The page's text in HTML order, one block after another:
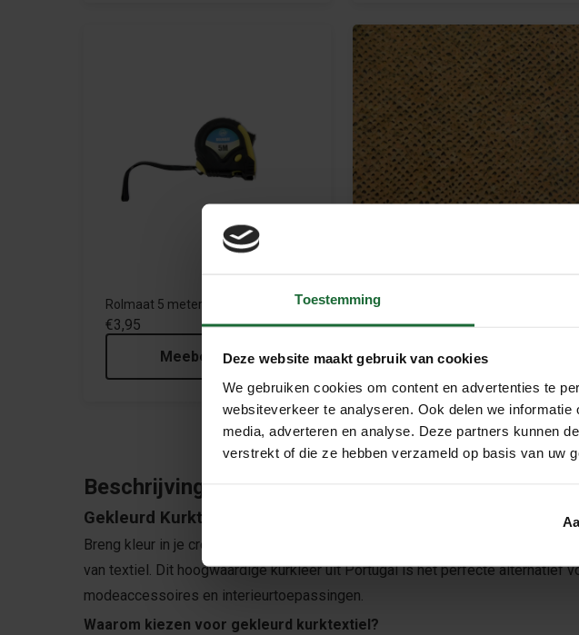
Toestemming
Deze website maakt gebruik van cookies
We gebruiken cookies om content en advertenties te
websiteverkeer te analyseren. Ook delen we
media, adverteren en analyse. Deze partners kunnen
verstrekt of die ze hebben verzameld op basis van uw
Rolmaat 5 meter
€3,95
Meebestellen
Kurk textiel - Slangen print
€17,95
Meebestellen
Beschrijving
Gekleurd Kurktextiel – Duurzaam, Stijlvol en Veelzijdig
Breng kleur in je creaties met gekleurde kurkstof, een innovatief en
van textiel. Dit hoogwaardige kurkleer uit Portugal is het perfecte alternatief
modeaccessoires en interieurtoepassingen.
Waarom kiezen voor gekleurd kurktextiel?